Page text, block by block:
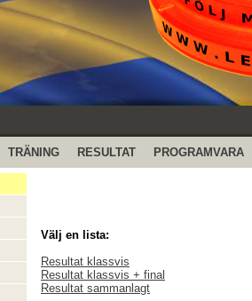
TRÄNING RESULTAT PROGRAMVARA
Välj en lista:
Resultat klassvis
Resultat klassvis + final
Resultat sammanlagt